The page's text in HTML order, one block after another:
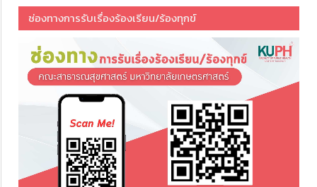
ช่องทางการรับเรื่องร้องเรียน/ร้องทุกข์